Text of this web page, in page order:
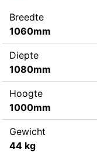
Breedte
1060mm
Diepte
1080mm
Hoogte
1000mm
Gewicht
44 kg